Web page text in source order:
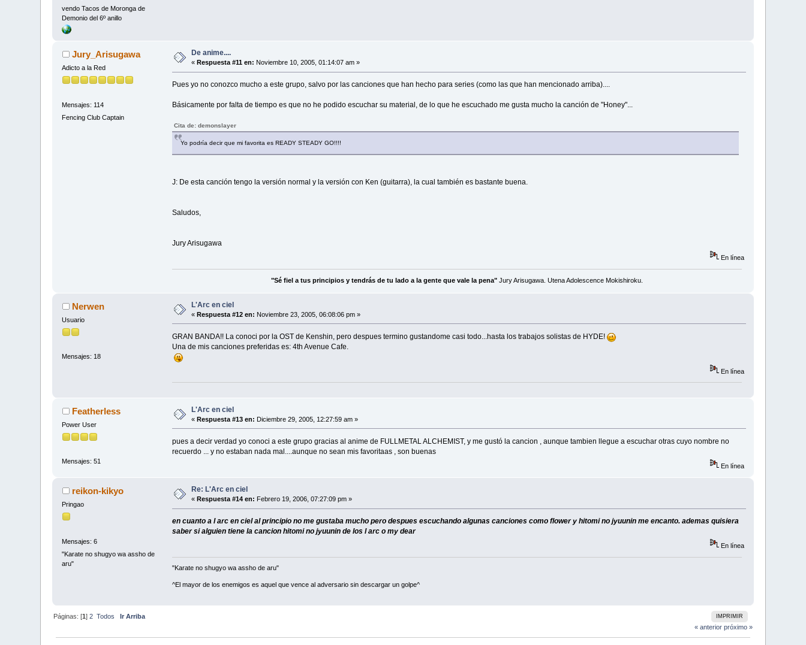
vendo Tacos de Moronga de
Demonio del 6º anillo
Jury_Arisugawa
Adicto a la Red
Mensajes: 114
Fencing Club Captain
De anime....
« Respuesta #11 en: Noviembre 10, 2005, 01:14:07 am »
Pues yo no conozco mucho a este grupo, salvo por las canciones que han hecho para series (como las que han mencionado arriba)....
Básicamente por falta de tiempo es que no he podido escuchar su material, de lo que he escuchado me gusta mucho la canción de "Honey"...
Cita de: demonslayer
Yo podría decir que mi favorita es READY STEADY GO!!!!
J: De esta canción tengo la versión normal y la versión con Ken (guitarra), la cual también es bastante buena.
Saludos,
Jury Arisugawa
En línea
"Sé fiel a tus principios y tendrás de tu lado a la gente que vale la pena" Jury Arisugawa. Utena Adolescence Mokishiroku.
Nerwen
Usuario
Mensajes: 18
L'Arc en ciel
«Respuesta #12 en: Noviembre 23, 2005, 06:08:06 pm »
GRAN BANDA!! La conoci por la OST de Kenshin, pero despues termino gustandome casi todo...hasta los trabajos solistas de HYDE!
Una de mis canciones preferidas es: 4th Avenue Cafe.
En línea
Featherless
Power User
Mensajes: 51
L'Arc en ciel
«Respuesta #13 en: Diciembre 29, 2005, 12:27:59 am »
pues a decir verdad yo conoci a este grupo gracias al anime de FULLMETAL ALCHEMIST, y me gustó la cancion , aunque tambien llegue a escuchar otras cuyo nombre no
recuerdo ... y no estaban nada mal....aunque no sean mis favoritaas , son buenas
En línea
reikon-kikyo
Pringao
Mensajes: 6
"Karate no shugyo wa assho de
aru"
Re: L'Arc en ciel
«Respuesta #14 en: Febrero 19, 2006, 07:27:09 pm »
en cuanto a l arc en ciel al principio no me gustaba mucho pero despues escuchando algunas canciones como flower y hitomi no jyuunin me encanto. ademas quisiera
saber si alguien tiene la cancion hitomi no jyuunin de los l arc o my dear
En línea
"Karate no shugyo wa assho de aru"
^El mayor de los enemigos es aquel que vence al adversario sin descargar un golpe^
IMPRIMIR
Páginas: [1]2 Todos
Ir Arriba
« anterior próximo »